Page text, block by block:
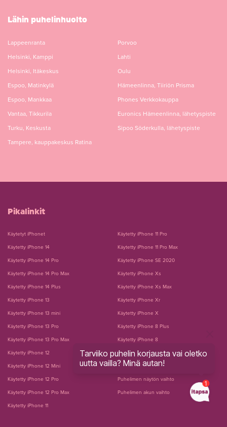
Lähin puhelinhuolto
Lappeenranta
Helsinki, Kamppi
Helsinki, Itäkeskus
Espoo, Matinkylä
Espoo, Mankkaa
Vantaa, Tikkurila
Turku, Keskusta
Tampere, kauppakeskus Ratina
Porvoo
Lahti
Oulu
Hämeenlinna, Tiiriön Prisma
Phones Verkkokauppa
Euronics Hämeenlinna, lähetyspiste
Sipoo Söderkulla, lähetyspiste
Pikalinkit
Käytetyt iPhonet
Käytetty iPhone 14
Käytetty iPhone 14 Pro
Käytetty iPhone 14 Pro Max
Käytetty iPhone 14 Plus
Käytetty iPhone 13
Käytetty iPhone 13 mini
Käytetty iPhone 13 Pro
Käytetty iPhone 13 Pro Max
Käytetty iPhone 12
Käytetty iPhone 12 Mini
Käytetty iPhone 12 Pro
Käytetty iPhone 12 Pro Max
Käytetty iPhone 11
Käytetty iPhone 11 Pro
Käytetty iPhone 11 Pro Max
Käytetty iPhone SE 2020
Käytetty iPhone Xs
Käytetty iPhone Xs Max
Käytetty iPhone Xr
Käytetty iPhone X
Käytetty iPhone 8 Plus
Käytetty iPhone 8
Käytetty iPhone 7 Plus
Käytetty iPhone 7
Puhelimen näytön vaihto
Puhelimen akun vaihto
Tarviiko puhelin korjausta vai oletko
uutta vailla? Minä autan!